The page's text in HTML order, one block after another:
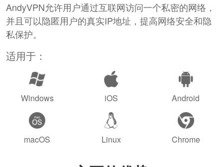
AndyVPN允许用户通过互联网访问一个私密的网络，
并且可以隐匿用户的真实IP地址，提高网络安全和隐
私保护。
适用于：
Windows iOS Android
macOS Linux Chrome